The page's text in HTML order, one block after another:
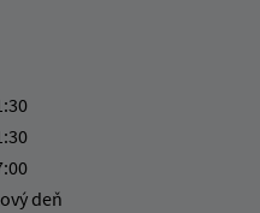
deň